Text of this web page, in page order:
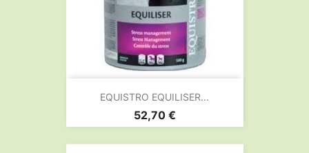
EQUISTRO EQUILISER...
Prix
52,70 €